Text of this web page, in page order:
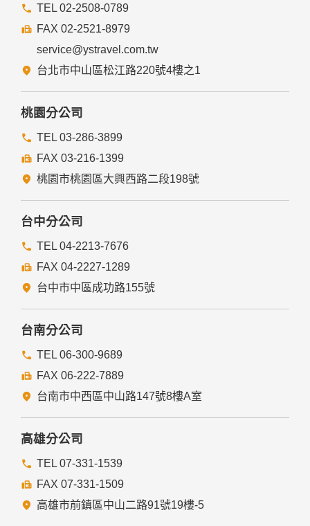
TEL 02-2508-0789
FAX 02-2521-8979
service@ystravel.com.tw
台北市中山區松江路220號4樓之1
桃園分公司
TEL 03-286-3899
FAX 03-216-1399
桃園市桃園區大興西路二段198號
台中分公司
TEL 04-2213-7676
FAX 04-2227-1289
台中市中區成功路155號
台南分公司
TEL 06-300-9689
FAX 06-222-7889
台南市中西區中山路147號8樓A室
高雄分公司
TEL 07-331-1539
FAX 07-331-1509
高雄市前鎮區中山二路91號19樓-5